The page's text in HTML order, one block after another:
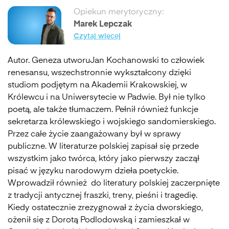
Opiekun merytoryczny:
Marek Lepczak
Czytaj więcej
Autor. Geneza utworuJan Kochanowski to człowiek
renesansu, wszechstronnie wykształcony dzięki
studiom podjętym na Akademii Krakowskiej, w
Królewcu i na Uniwersytecie w Padwie. Był nie tylko
poetą, ale także tłumaczem. Pełnił również funkcje
sekretarza królewskiego i wojskiego sandomierskiego.
Przez całe życie zaangażowany był w sprawy
publiczne. W literaturze polskiej zapisał się przede
wszystkim jako twórca, który jako pierwszy zaczął
pisać w języku narodowym dzieła poetyckie.
Wprowadził również do literatury polskiej zaczerpnięte
z tradycji antycznej fraszki, treny, pieśni i tragedię.
Kiedy ostatecznie zrezygnował z życia dworskiego,
ożenił się z Dorotą Podlodowską i zamieszkał w